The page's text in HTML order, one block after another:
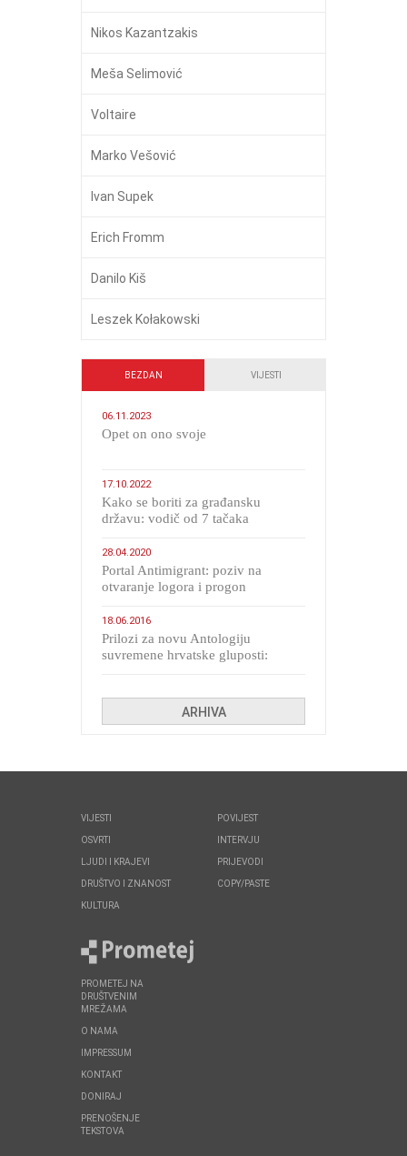
Nikos Kazantzakis
Meša Selimović
Voltaire
Marko Vešović
Ivan Supek
Erich Fromm
Danilo Kiš
Leszek Kołakowski
BEZDAN VIJESTI
06.11.2023
​Opet on ono svoje
17.10.2022
Kako se boriti za građansku
državu: vodič od 7 tačaka
28.04.2020
Portal Antimigrant: poziv na
otvaranje logora i progon
18.06.2016
Prilozi za novu Antologiju
suvremene hrvatske gluposti:
ARHIVA
VIJESTI
OSVRTI
LJUDI I KRAJEVI
DRUŠTVO I ZNANOST
KULTURA
POVIJEST
INTERVJU
PRIJEVODI
COPY/PASTE
PROMETEJ NA
DRUŠTVENIM
MREŽAMA
O NAMA
IMPRESSUM
KONTAKT
DONIRAJ
PRENOŠENJE
TEKSTOVA